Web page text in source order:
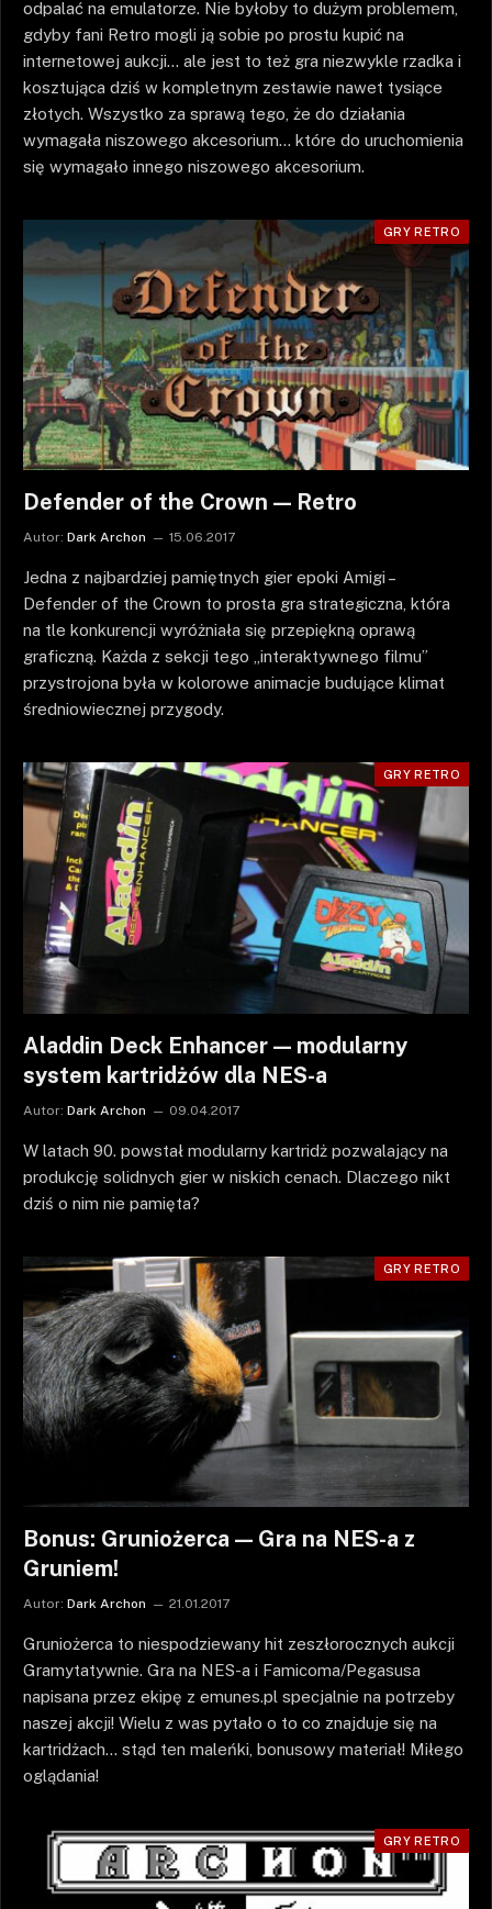
odpalać na emulatorze. Nie byłoby to dużym problemem,
gdyby fani Retro mogli ją sobie po prostu kupić na
internetowej aukcji… ale jest to też gra niezwykle rzadka i
kosztująca dziś w kompletnym zestawie nawet tysiące
złotych. Wszystko za sprawą tego, że do działania
wymagała niszowego akcesorium… które do uruchomienia
się wymagało innego niszowego akcesorium.
GRY RETRO
Defender of the Crown — Retro
Autor: Dark Archon 15.06.2017
Jedna z najbardziej pamiętnych gier epoki Amigi –
Defender of the Crown to prosta gra strategiczna, która
na tle konkurencji wyróżniała się przepiękną oprawą
graficzną. Każda z sekcji tego „interaktywnego filmu”
przystrojona była w kolorowe animacje budujące klimat
średniowiecznej przygody.
GRY RETRO
Aladdin Deck Enhancer — modularny
system kartridżów dla NES-a
Autor: Dark Archon 09.04.2017
W latach 90. powstał modularny kartridż pozwalający na
produkcję solidnych gier w niskich cenach. Dlaczego nikt
dziś o nim nie pamięta?
GRY RETRO
Bonus: Gruniożerca — Gra na NES-a z
Gruniem!
Autor: Dark Archon 21.01.2017
Gruniożerca to niespodziewany hit zeszłorocznych aukcji
Gramytatywnie. Gra na NES-a i Famicoma/Pegasusa
napisana przez ekipę z emunes.pl specjalnie na potrzeby
naszej akcji! Wielu z was pytało o to co znajduje się na
kartridżach… stąd ten maleńki, bonusowy materiał! Miłego
oglądania!
GRY RETRO